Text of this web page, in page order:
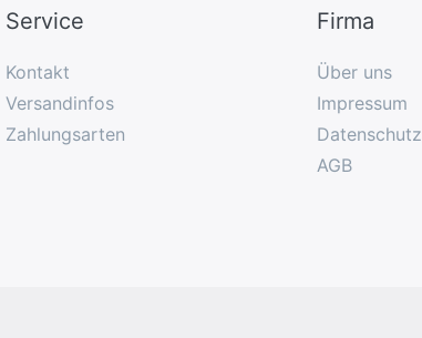
Service
Kontakt
Versandinfos
Zahlungsarten
Firma
Über uns
Impressum
Datenschutz
AGB